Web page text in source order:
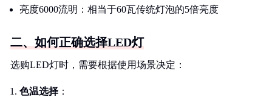
亮度6000流明：相当于60瓦传统灯泡的5倍亮度
二、如何正确选择LED灯
选购LED灯时，需要根据使用场景决定：
色温选择 ：